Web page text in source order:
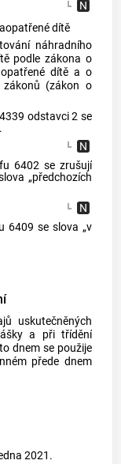
dítě
náhradního
podle zákona o
dítě a o
zákonů (zákon o
odstavci 2 se
6402 se zrušují
„předchozích
6409 se slova „v
uskutečněných
a při třídění
dnem se použije
přede dnem
2021.